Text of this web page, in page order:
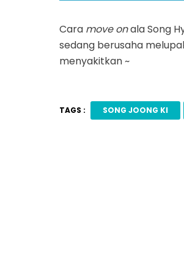
Cara move onala Song
sedang berusaha
menyakitkan ~
TAGS : SONG JOONG KI